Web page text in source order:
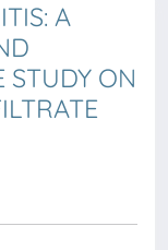
A
STUDY ON